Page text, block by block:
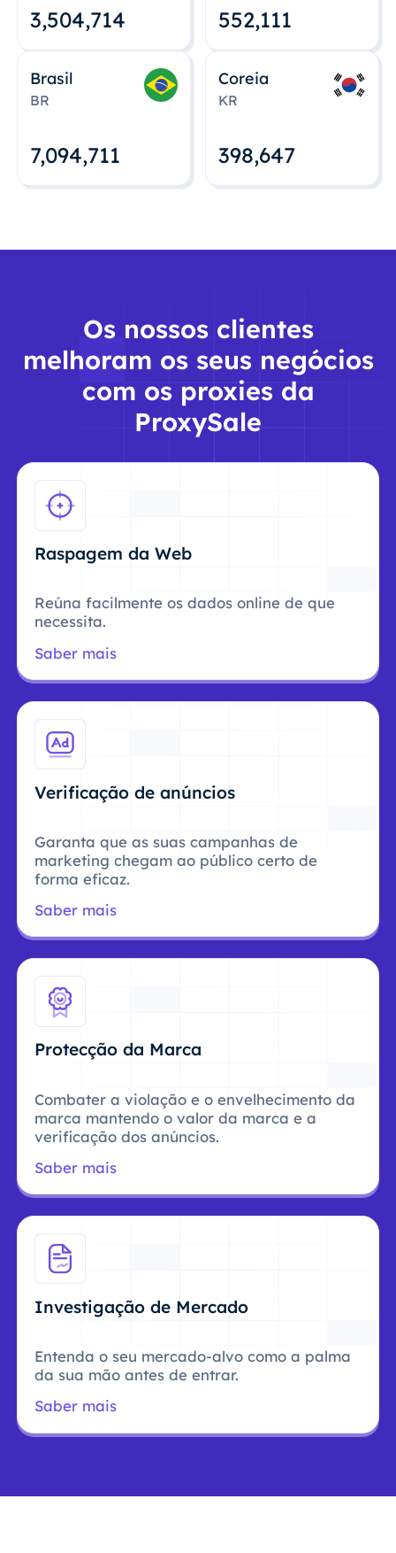
3,504,715 552,112
Brasil
BR
7,094,712
Coreia
KR
398,648
Os nossos clientes
melhoram os seus negócios
com os proxies da
ProxySale
Raspagem da Web
Reúna facilmente os dados online de que
necessita.
Saber mais
Verificação de anúncios
Garanta que as suas campanhas de
marketing chegam ao público certo de
forma eficaz.
Saber mais
Protecção da Marca
Combater a violação e o envelhecimento da
marca mantendo o valor da marca e a
verificação dos anúncios.
Saber mais
Investigação de Mercado
Entenda o seu mercado-alvo como a palma
da sua mão antes de entrar.
Saber mais